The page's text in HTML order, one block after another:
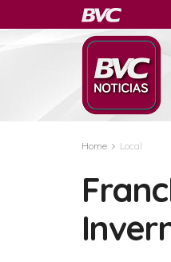
Home Local